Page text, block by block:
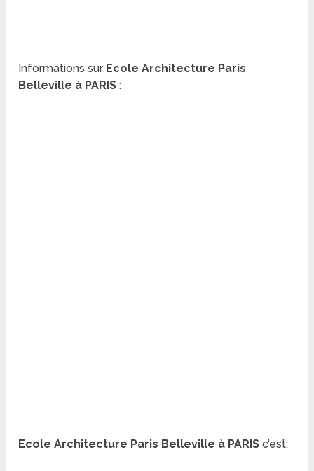
Informations sur Ecole Architecture Paris
Belleville à PARIS :
Ecole Architecture Paris Belleville à PARIS c’est: